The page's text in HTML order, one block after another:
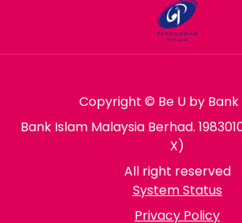
Copyright © Be U by
Bank Islam Malaysia Berhad.
X)
All right reserved
System Status
Privacy Policy